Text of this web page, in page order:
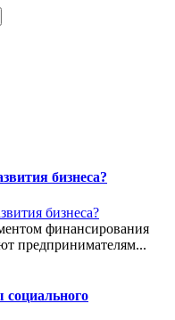
бизнеса?
финансирования
предпринимателям...
социального